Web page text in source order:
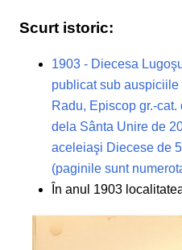
Scurt istoric:
1903 - Diecesa
publicat sub auspiciile
Radu, Episcop gr.-
dela Sânta Unire de
aceleiaşi Diecese de
(paginile sunt
În anul 1903